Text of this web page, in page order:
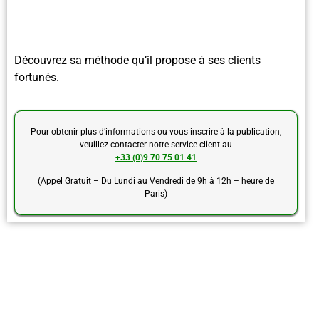
Découvrez sa méthode qu’il propose à ses clients
fortunés.
Pour obtenir plus d’informations ou vous inscrire à la publication,
veuillez contacter notre service client au
+33 (0)9 70 75 01 41
(Appel Gratuit – Du Lundi au Vendredi de 9h à 12h – heure de
Paris)